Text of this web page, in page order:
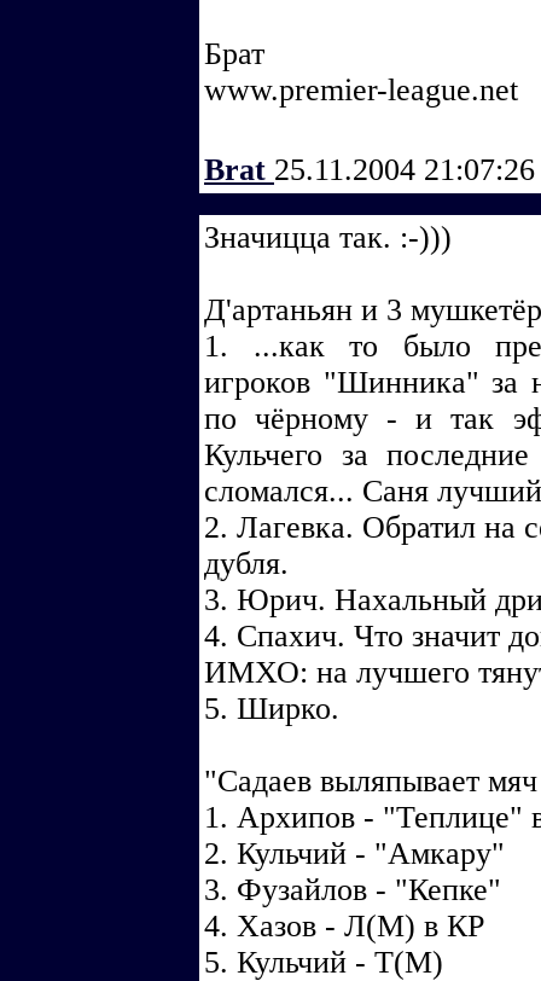
Брат
www.premier-league.net
Brat 25.11.2004
Значицца так. :-)))
Д'артаньян и 3
1. ...как то было
игроков "Шинника" за
по чёрному - и так
Кульчего за
сломался... Саня
2. Лагевка. Обратил на
дубля.
3. Юрич. Нахальный
4. Спахич. Что значит
ИМХО: на лучшего
5. Ширко.
"Садаев выляпывает
1. Архипов - "Теплице"
2. Кульчий - "Амкару"
3. Фузайлов - "Кепке"
4. Хазов - Л(М) в КР
5. Кульчий - Т(М)